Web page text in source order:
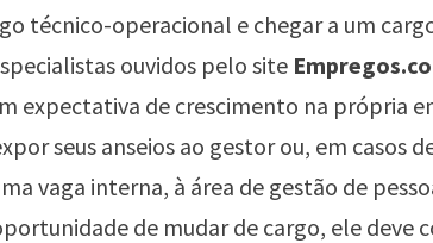
técnico-operacional e chegar a um
ouvidos pelo site
expectativa de crescimento na própria
seus anseios ao gestor ou, em casos
vaga interna, à área de gestão de
de mudar de cargo, ele deve